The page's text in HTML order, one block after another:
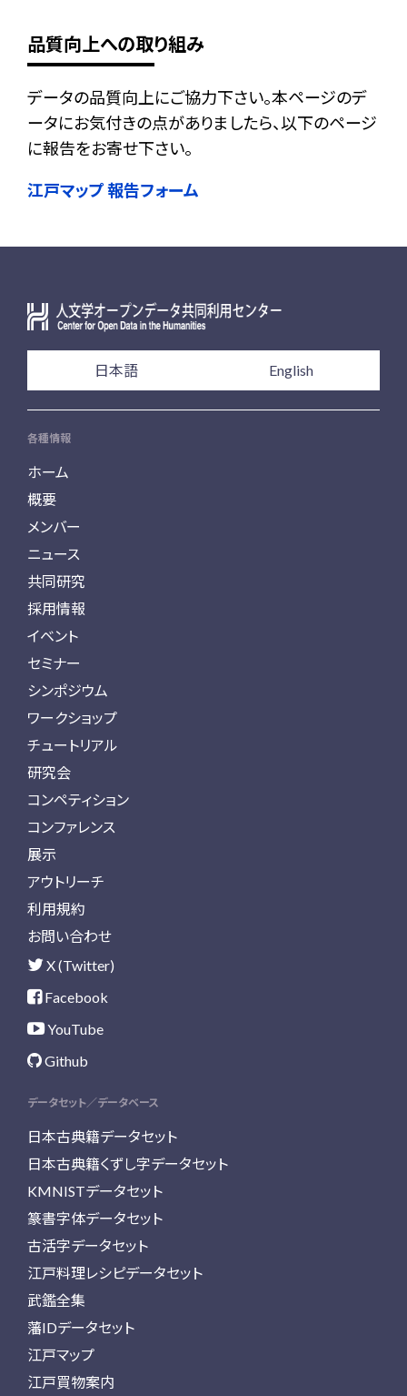
品質向上への取り組み
データの品質向上にご協力下さい。本ページのデ
ータにお気付きの点がありましたら、以下のページ
に報告をお寄せ下さい。
江戸マップ 報告フォーム
日本語 English
各種情報
ホーム
概要
メンバー
ニュース
共同研究
採用情報
イベント
セミナー
シンポジウム
ワークショップ
チュートリアル
研究会
コンペティション
コンファレンス
展示
アウトリーチ
利用規約
お問い合わせ
X (Twitter)
Facebook
YouTube
Github
データセット／データベース
日本古典籍データセット
日本古典籍くずし字データセット
KMNISTデータセット
篆書字体データセット
古活字データセット
江戸料理レシピデータセット
武鑑全集
藩IDデータセット
江戸マップ
江戸買物案内